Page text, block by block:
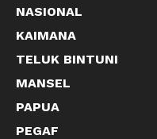
NASIONAL
KAIMANA
TELUK BINTUNI
MANSEL
PAPUA
PEGAF